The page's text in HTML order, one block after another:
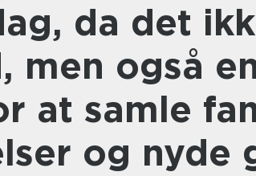
da det
men også
at samle
og nyde